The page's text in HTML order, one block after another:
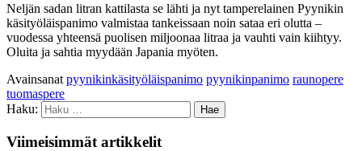
Neljän sadan litran kattilasta se lähti ja nyt tamperelainen Pyynikin
käsityöläispanimo valmistaa tankeissaan noin sataa eri olutta –
vuodessa yhteensä puolisen miljoonaa litraa ja vauhti vain kiihtyy.
Oluita ja sahtia myydään Japania myöten.
Avainsanat pyynikinkäsityöläispanimo pyynikinpanimo raunopere
tuomaspere
Haku:
Viimeisimmät artikkelit